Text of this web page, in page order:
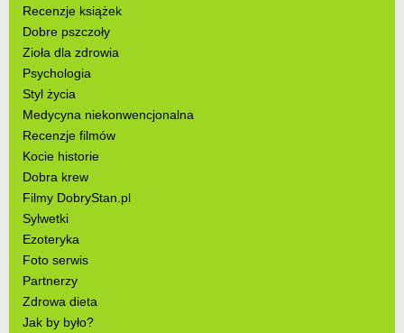
Recenzje książek
Dobre pszczoły
Zioła dla zdrowia
Psychologia
Styl życia
Medycyna niekonwencjonalna
Recenzje filmów
Kocie historie
Dobra krew
Filmy DobryStan.pl
Sylwetki
Ezoteryka
Foto serwis
Partnerzy
Zdrowa dieta
Jak by było?